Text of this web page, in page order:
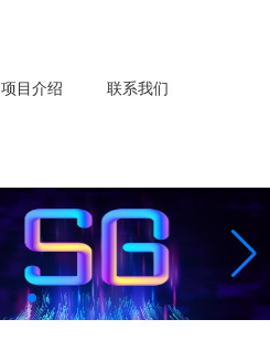
项目介绍 联系我们